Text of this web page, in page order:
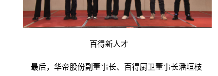
百得新人才
最后，华帝股份副董事长、百得厨卫董事长潘垣枝